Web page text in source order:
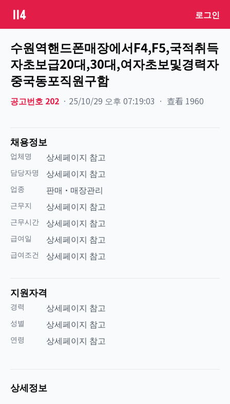
로그인
수원역핸드폰매장에서F4,F5,국적취득
자초보급20대,30대,여자초보및경력자
중국동포직원구함
공고번호 202 ㆍ 25/10/29 오후 07:19:03 ㆍ 查看 1960
채용정보
업체명 상세페이지 참고
담당자명 상세페이지 참고
업종 판매·매장관리
근무지 상세페이지 참고
근무시간 상세페이지 참고
급여일 상세페이지 참고
급여조건 상세페이지 참고
지원자격
경력 상세페이지 참고
성별 상세페이지 참고
연령 상세페이지 참고
상세정보